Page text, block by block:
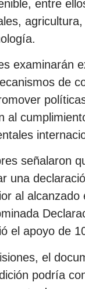
entre
examinarán
de
al
señalaron
una
al alcanzado
el apoyo de
el
podría